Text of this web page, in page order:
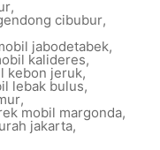
,
cibubur,
jabodetabek,
kalideres,
kebon jeruk,
lebak bulus,
,
mobil margonda,
jakarta,